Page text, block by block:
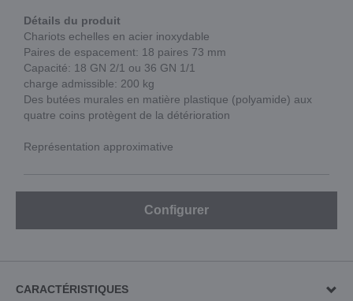
Détails du produit
Chariots echelles en acier inoxydable
Paires de espacement: 18 paires 73 mm
Capacité: 18 GN 2/1 ou 36 GN 1/1
charge admissible: 200 kg
Des butées murales en matière plastique (polyamide) aux
quatre coins protègent de la détérioration
Représentation approximative
Configurer
CARACTÉRISTIQUES